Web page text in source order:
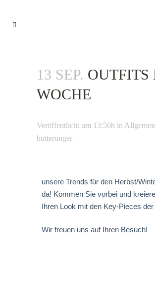
13 SEP. OUTFITS
WOCHE
Veröffentlicht um 13:50h in
hutterunger
unsere Trends für den Herbst/
da! Kommen Sie vorbei und
Ihren Look mit den Key-Pieces der
Wir freuen uns auf Ihren Besuch!